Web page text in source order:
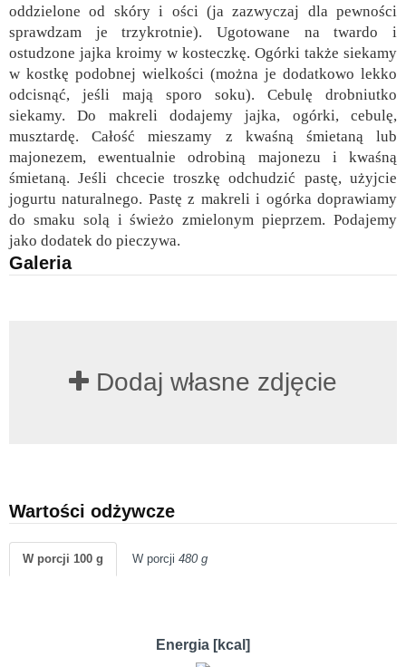
oddzielone od skóry i ości (ja zazwyczaj dla pewności
sprawdzam je trzykrotnie). Ugotowane na twardo i
ostudzone jajka kroimy w kosteczkę. Ogórki także siekamy
w kostkę podobnej wielkości (można je dodatkowo lekko
odcisnąć, jeśli mają sporo soku). Cebulę drobniutko
siekamy. Do makreli dodajemy jajka, ogórki, cebulę,
musztardę. Całość mieszamy z kwaśną śmietaną lub
majonezem, ewentualnie odrobiną majonezu i kwaśną
śmietaną. Jeśli chcecie troszkę odchudzić pastę, użyjcie
jogurtu naturalnego. Pastę z makreli i ogórka doprawiamy
do smaku solą i świeżo zmielonym pieprzem. Podajemy
jako dodatek do pieczywa.
Galeria
Dodaj własne zdjęcie
Wartości odżywcze
W porcji 100 g W porcji 480 g
Energia [kcal]